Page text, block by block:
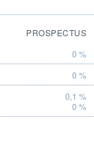
PROSPECTUS
0 %
0 %
0,1 %
0 %